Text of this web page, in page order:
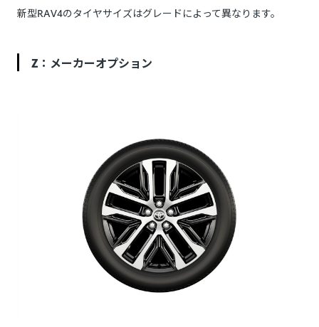
新型RAV4のタイヤサイズはグレードによって異なります。
Z：メーカーオプション